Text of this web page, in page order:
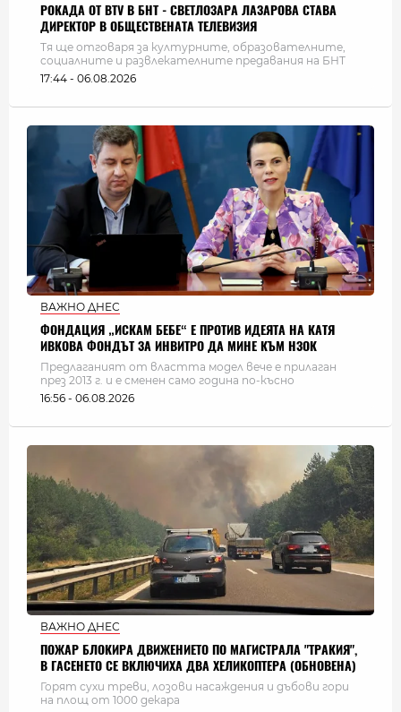
РОКАДА ОТ BTV В БНТ - СВЕТЛОЗАРА ЛАЗАРОВА СТАВА
ДИРЕКТОР В ОБЩЕСТВЕНАТА ТЕЛЕВИЗИЯ
Тя ще отговаря за културните, образователните,
социалните и развлекателните предавания на БНТ
17:44 - 06.08.2026
ВАЖНО ДНЕС
ФОНДАЦИЯ „ИСКАМ БЕБЕ“ Е ПРОТИВ ИДЕЯТА НА КАТЯ
ИВКОВА ФОНДЪТ ЗА ИНВИТРО ДА МИНЕ КЪМ НЗОК
Предлаганият от властта модел вече е прилаган
през 2013 г. и е сменен само година по-късно
16:56 - 06.08.2026
ВАЖНО ДНЕС
ПОЖАР БЛОКИРА ДВИЖЕНИЕТО ПО МАГИСТРАЛА "ТРАКИЯ",
В ГАСЕНЕТО СЕ ВКЛЮЧИХА ДВА ХЕЛИКОПТЕРА (ОБНОВЕНА)
Горят сухи треви, лозови насаждения и дъбови гори
на площ от 1000 декара